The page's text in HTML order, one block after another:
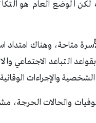
لكن الوضع العام هو
متاحة، وهناك امتداد
التباعد الاجتماعي
والإجراءات
والحالات الحرجة،